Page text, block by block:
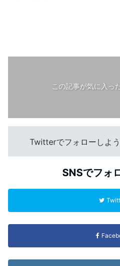
この記事が気に入っ
Twitterでフォローしよう
SNSでフォ